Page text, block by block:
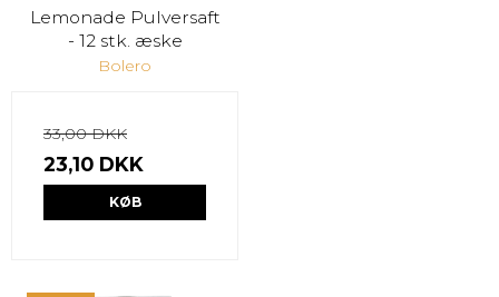
Lemonade Pulversaft
- 12 stk. æske
Bolero
33,00 DKK
23,10 DKK
KØB